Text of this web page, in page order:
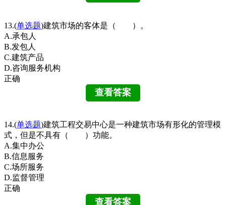
13.(单选题)建筑市场的客体是（ ）。
A.承包人
B.发包人
C.建筑产品
D.咨询服务机构
正确
14.(单选题)建筑工程交易中心是一种建筑市场有形化的管理模
式，但是不具有（ ）功能。
A.集中办公
B.信息服务
C.场所服务
D.监督管理
正确